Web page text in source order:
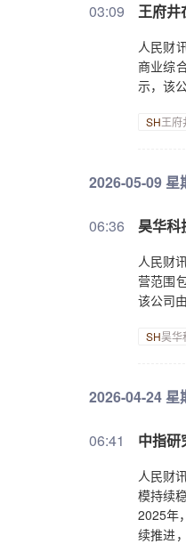
03:09 王府井
人民财
商业综
示，该
SH王府
2026-05-09 星
06:36 昊华科
人民财
营范围
该公司
SH昊华
2026-04-24 星
06:41 中指研
人民财
模持续
2025年
续推进